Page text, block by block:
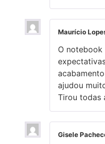
Maurício
O notebook
ajudou
Tirou todas
Gisele